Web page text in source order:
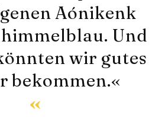
Aónikenk
Und
wir gutes
bekommen.«